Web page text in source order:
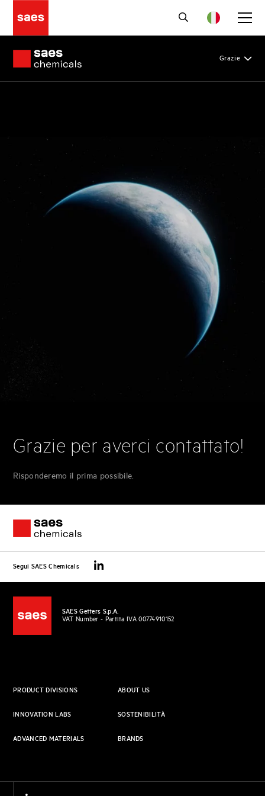
Grazie
Grazie per averci contattato!
Risponderemo il prima possibile.
Segui SAES Chemicals
SAES Getters S.p.A.
VAT Number - Partita IVA 00774910152
PRODUCT DIVISIONS
INNOVATION LABS
ADVANCED MATERIALS
ABOUT US
SOSTENIBILITÀ
BRANDS